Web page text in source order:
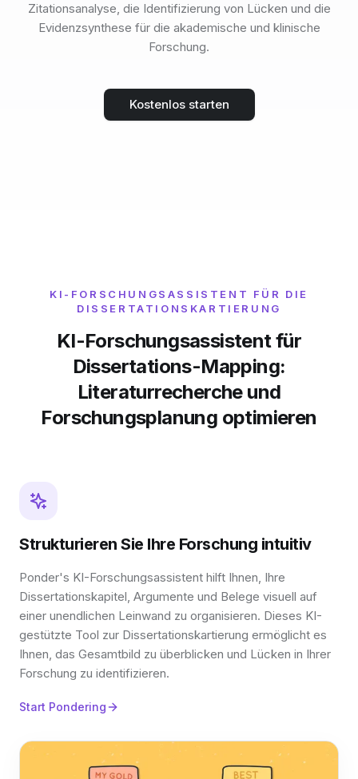
Zitationsanalyse, die Identifizierung von Lücken und die
Evidenzsynthese für die akademische und klinische
Forschung.
Kostenlos starten
KI-FORSCHUNGSASSISTENT FÜR DIE
DISSERTATIONSKARTIERUNG
KI-Forschungsassistent für
Dissertations-Mapping:
Literaturrecherche und
Forschungsplanung optimieren
Strukturieren Sie Ihre Forschung intuitiv
Ponder's KI-Forschungsassistent hilft Ihnen, Ihre
Dissertationskapitel, Argumente und Belege visuell auf
einer unendlichen Leinwand zu organisieren. Dieses KI-
gestützte Tool zur Dissertationskartierung ermöglicht es
Ihnen, das Gesamtbild zu überblicken und Lücken in Ihrer
Forschung zu identifizieren.
Start Pondering